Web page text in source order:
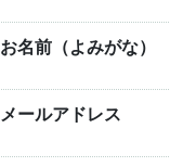
お名前（よみがな）
メールアドレス